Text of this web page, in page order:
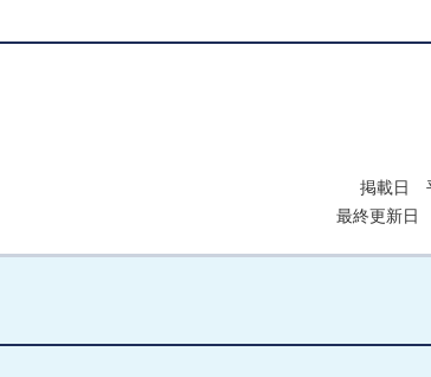
掲載日
最終更新日